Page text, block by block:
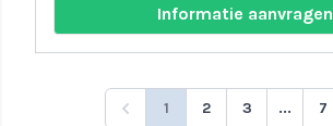
Informatie aanvragen
1 2 3 ... 7